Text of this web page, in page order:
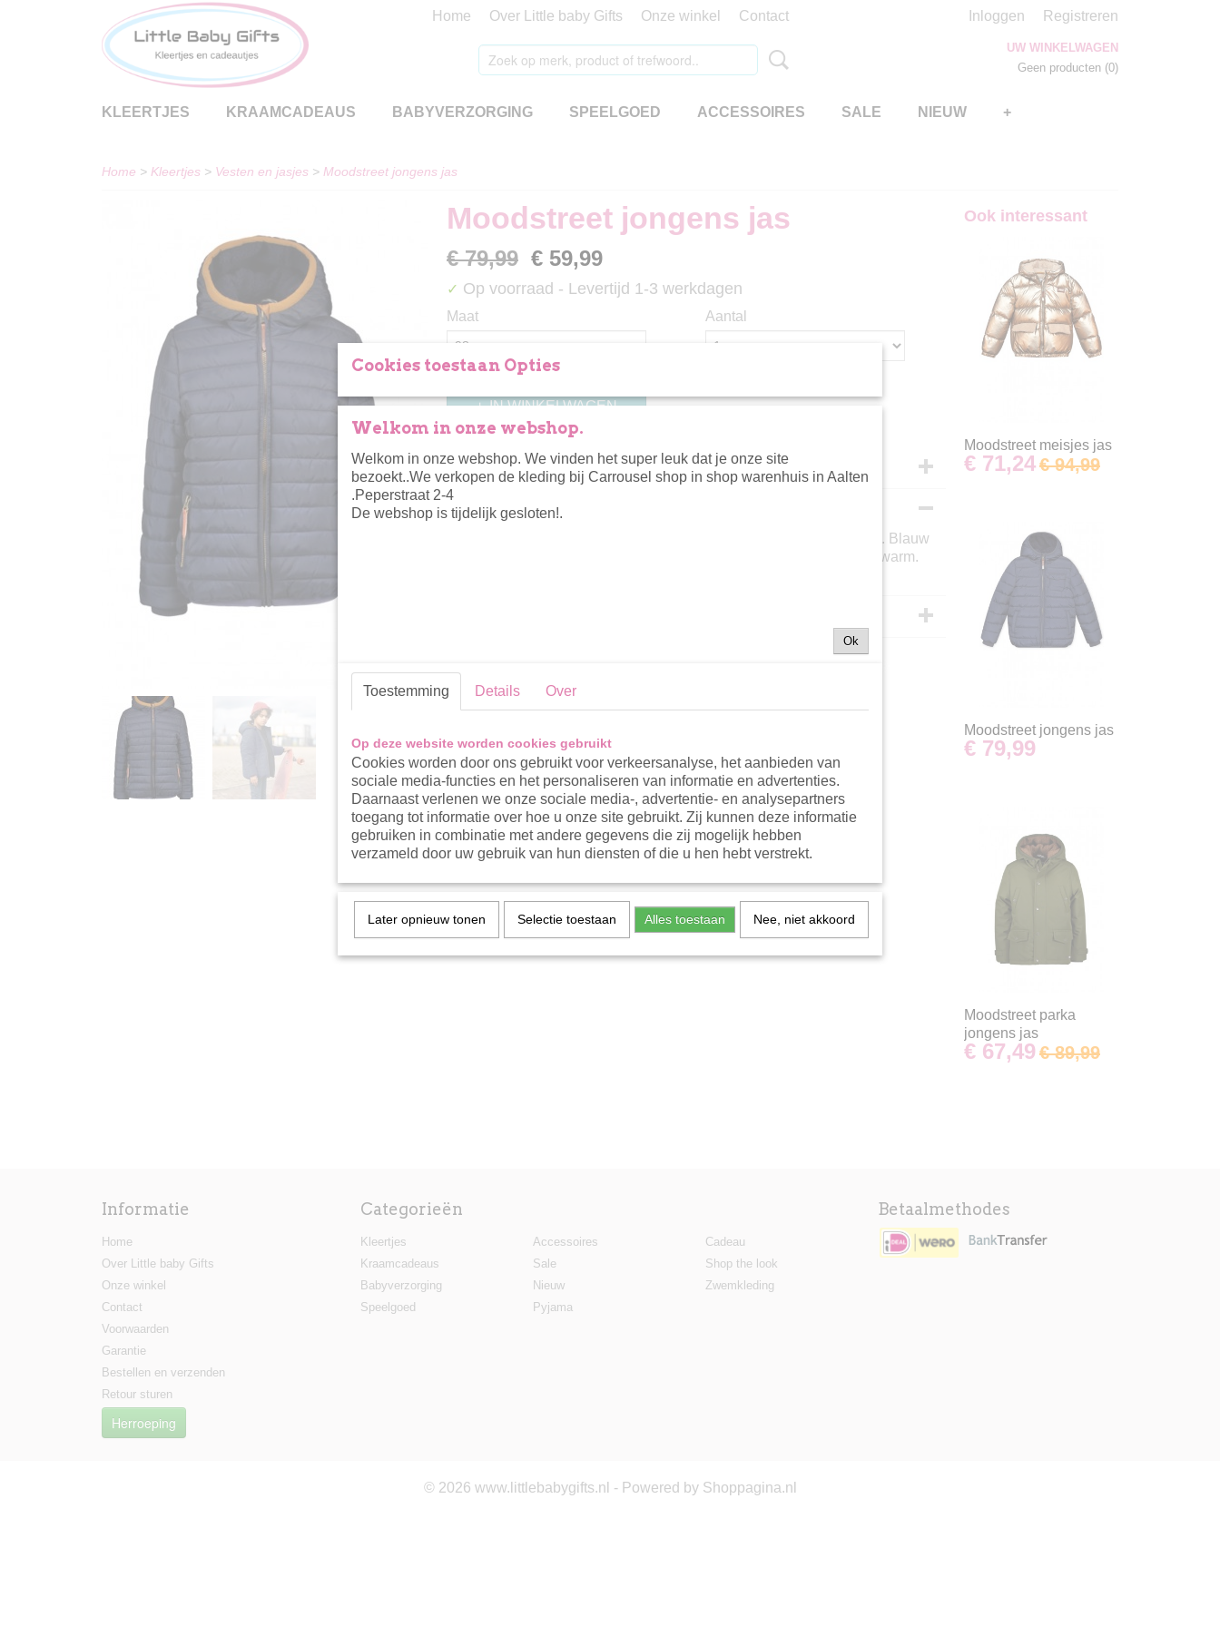
Home Over Little baby Gifts Onze winkel Contact Inloggen Registreren
UW WINKELWAGEN
Geen producten (0)
KLEERTJES KRAAMCADEAUS BABYVERZORGING SPEELGOED ACCESSOIRES SALE NIEUW +
Home > Kleertjes > Vesten en jasjes > Moodstreet jongens jas
Moodstreet jongens jas
€ 79,99 € 59,99
✓ Op voorraad - Levertijd 1-3 werkdagen
Maat Aantal
IN WINKELWAGEN
Specificaties
Productcode
Omschrijving
Ik hou van blauw voor jongens! Ook deze jas vind ik zelf super mooi. Blauw
met een bruin accent. De jas is gevoerd met blauwe teddy , heerlijk warm.
Ook interessant
Moodstreet meisjes jas
€ 71,24€ 94,99
Moodstreet jongens jas
€ 79,99
Moodstreet parka
jongens jas
€ 67,49 € 89,99
Informatie
Home
Over Little baby Gifts
Onze winkel
Contact
Voorwaarden
Garantie
Bestellen en verzenden
Retour sturen
Herroeping
Categorieën
Kleertjes
Kraamcadeaus
Babyverzorging
Speelgoed
Accessoires
Sale
Nieuw
Pyjama
Cadeau
Shop the look
Zwemkleding
Betaalmethodes
© 2026 www.littlebabygifts.nl - Powered by Shoppagina.nl
Cookies toestaan Opties
Welkom in onze webshop.
Welkom in onze webshop. We vinden het super leuk dat je onze site
bezoekt..We verkopen de kleding bij Carrousel shop in shop warenhuis in Aalten
.Peperstraat 2-4
De webshop is tijdelijk gesloten!.
Ok
Toestemming Details Over
Op deze website worden cookies gebruikt
Cookies worden door ons gebruikt voor verkeersanalyse, het aanbieden van
sociale media-functies en het personaliseren van informatie en advertenties.
Daarnaast verlenen we onze sociale media-, advertentie- en analysepartners
toegang tot informatie over hoe u onze site gebruikt. Zij kunnen deze informatie
gebruiken in combinatie met andere gegevens die zij mogelijk hebben
verzameld door uw gebruik van hun diensten of die u hen hebt verstrekt.
Later opnieuw tonen Selectie toestaan Alles toestaan Nee, niet akkoord